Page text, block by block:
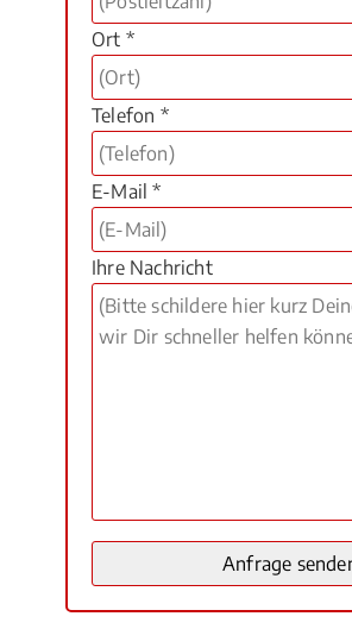
Ort *
Telefon *
E-Mail *
Ihre Nachricht